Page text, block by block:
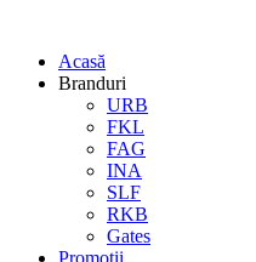
Acasă
Branduri
URB
FKL
FAG
INA
SLF
RKB
Gates
Promoții